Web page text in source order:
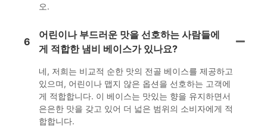
오.
6
어린이나 부드러운 맛을 선호하는 사람들에
게 적합한 냄비 베이스가 있나요?
네, 저희는 비교적 순한 맛의 전골 베이스를 제공하고
있으며, 어린이나 맵지 않은 옵션을 선호하는 고객에
게 적합합니다. 이 베이스는 맛있는 향을 유지하면서
은은한 맛을 갖고 있어 더 넓은 범위의 소비자에게 적
합합니다.